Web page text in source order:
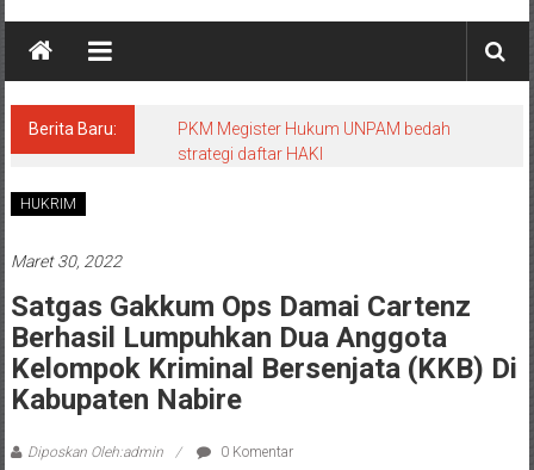
rakyat
dan
maju
Berita Baru:
PKM Megister Hukum UNPAM bedah
strategi daftar HAKI
HUKRIM
Maret 30, 2022
Satgas Gakkum Ops Damai Cartenz
Berhasil Lumpuhkan Dua Anggota
Kelompok Kriminal Bersenjata (KKB) Di
Kabupaten Nabire
Diposkan Oleh:admin 0 Komentar